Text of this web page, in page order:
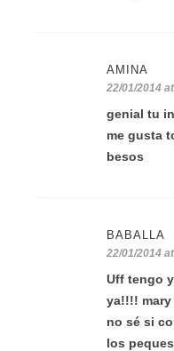
AMINA
22/01/2014
genial tu
me gusta
besos
BABALLA
22/01/2014
Uff tengo
ya!!!!
no sé si
los